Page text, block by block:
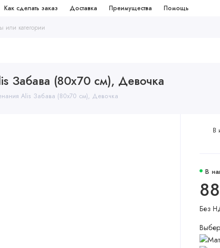
Как сделать заказ Доставка Преимущества Помощь
Забава (80х70 см), Девочка
Alis Забава (80х70 см), Девочка
В
Без
В